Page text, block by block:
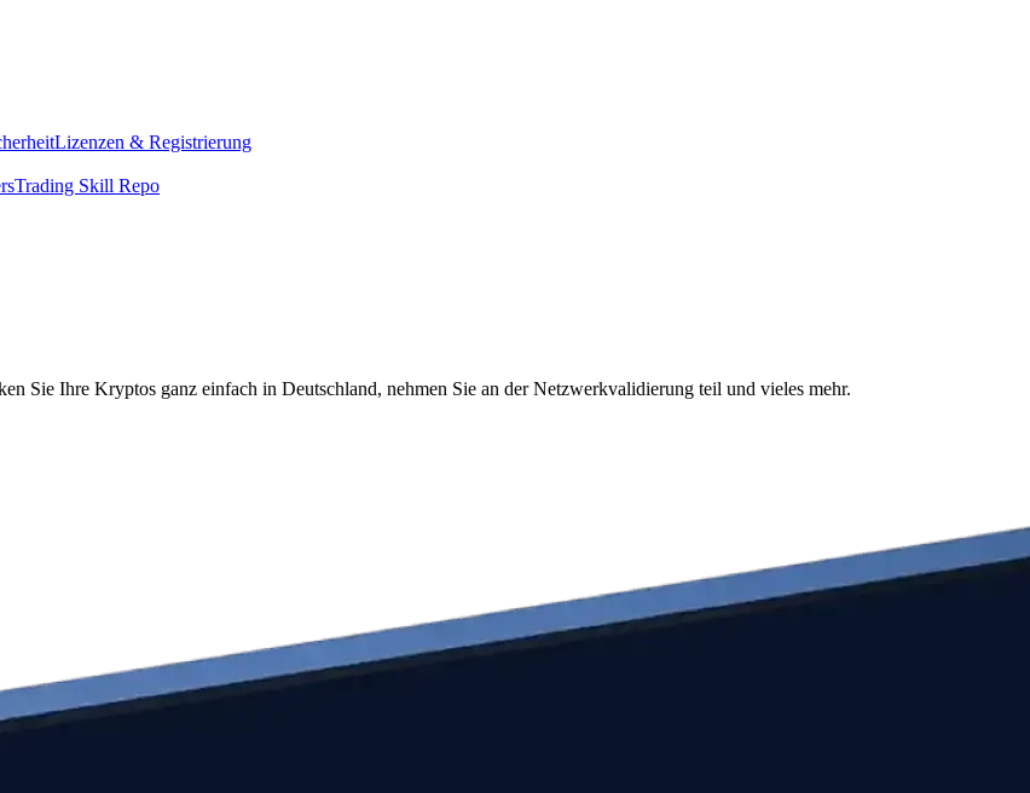
Lizenzen & Registrierung
Trading Skill Repo
Sie Ihre Kryptos ganz einfach in Deutschland, nehmen Sie an der Netzwerkvalidierung teil und vieles mehr.